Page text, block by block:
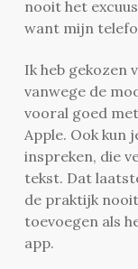
nooit het
want mijn
Ik heb gekozen
vanwege de
vooral goed
Apple. Ook kun
inspreken, die
tekst. Dat
de praktijk
toevoegen als
app.